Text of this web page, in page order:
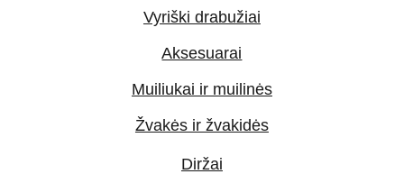
Vyriški drabužiai
Aksesuarai
Muiliukai ir muilinės
Žvakės ir žvakidės
Diržai